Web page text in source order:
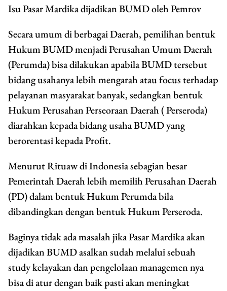
Isu Pasar Mardika dijadikan BUMD oleh Pemrov
Secara umum di berbagai Daerah, pemilihan bentuk
Hukum BUMD menjadi Perusahan Umum Daerah
(Perumda) bisa dilakukan apabila BUMD tersebut
bidang usahanya lebih mengarah atau focus terhadap
pelayanan masyarakat banyak, sedangkan bentuk
Hukum Perusahan Perseoraan Daerah ( Perseroda)
diarahkan kepada bidang usaha BUMD yang
berorentasi kepada Profit.
Menurut Rituaw di Indonesia sebagian besar
Pemerintah Daerah lebih memilih Perusahan Daerah
(PD) dalam bentuk Hukum Perumda bila
dibandingkan dengan bentuk Hukum Perseroda.
Baginya tidak ada masalah jika Pasar Mardika akan
dijadikan BUMD asalkan sudah melalui sebuah
study kelayakan dan pengelolaan managemen nya
bisa di atur dengan baik pasti akan meningkat